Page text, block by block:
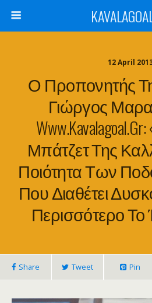
12 April
Ο Προπονητής
Γιώργος
Μπάτζετ Της
Ποιότητα Των
Που Διαθέτει
Περισσότερο
Share Tweet Pin